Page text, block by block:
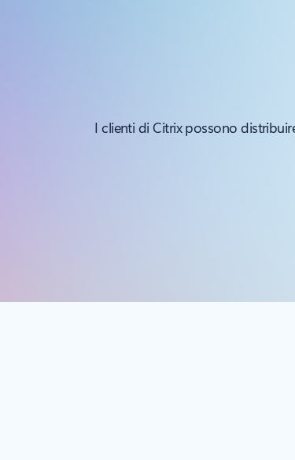
I clienti di Citrix possono